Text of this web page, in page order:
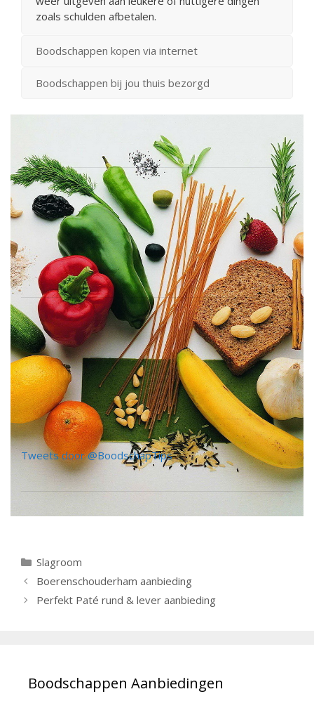
zoals schulden afbetalen.
Boodschappen kopen via internet
Boodschappen bij jou thuis bezorgd
Tweets door @BoodschapTips
Categorieën
Slagroom
Berichtnavigatie
Boerenschouderham aanbieding
Perfekt Paté rund & lever aanbieding
Boodschappen Aanbiedingen